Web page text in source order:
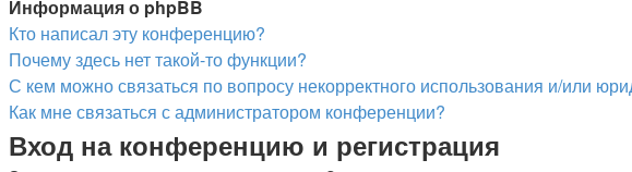
Информация о phpBB
Кто написал эту конференцию?
Почему здесь нет такой-то функции?
С кем можно связаться по вопросу некорректного использования и/или
Как мне связаться с администратором конференции?
Вход на конференцию и регистрация